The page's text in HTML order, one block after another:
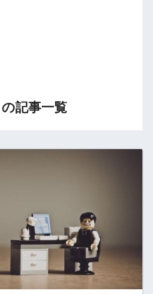
の記事一覧